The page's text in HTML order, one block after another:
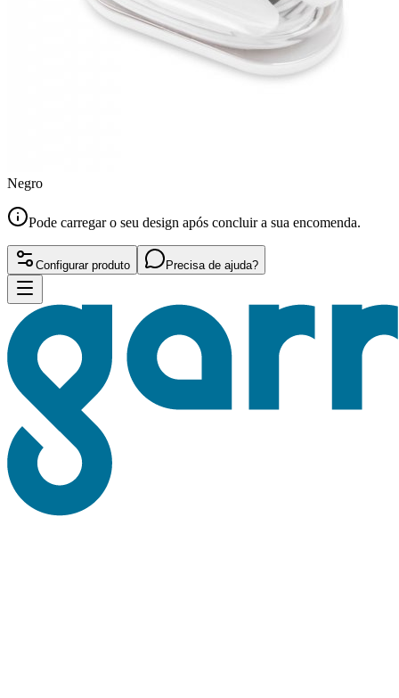
Negro
Pode carregar o seu design após concluir a sua encomenda.
Configurar produto Precisa de ajuda?